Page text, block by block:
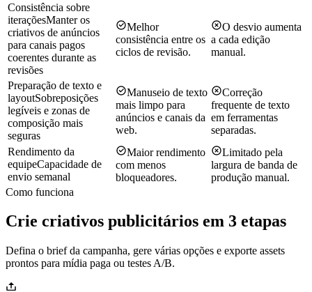
Consistência sobre
iteraçõesManter os
criativos de anúncios
para canais pagos
coerentes durante as
revisões
Melhor
consistência entre os
ciclos de revisão.
O desvio aumenta
a cada edição
manual.
Preparação de texto e
layoutSobreposições
legíveis e zonas de
composição mais
seguras
Manuseio de texto
mais limpo para
anúncios e canais da
web.
Correção
frequente de texto
em ferramentas
separadas.
Rendimento da
equipeCapacidade de
envio semanal
Maior rendimento
com menos
bloqueadores.
Limitado pela
largura de banda de
produção manual.
Como funciona
Crie criativos publicitários em 3 etapas
Defina o brief da campanha, gere várias opções e exporte assets
prontos para mídia paga ou testes A/B.